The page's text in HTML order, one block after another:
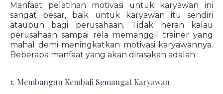
Manfaat pelatihan motivasi untuk karyawan ini
sangat besar, baik untuk karyawan itu sendiri
ataupun bagi perusahaan. Tidak heran kalau
perusahaan sampai rela memanggil trainer yang
mahal demi meningkatkan motivasi karyawannya.
Beberapa manfaat yang akan dirasakan adalah :
1. Membangun Kembali Semangat Karyawan